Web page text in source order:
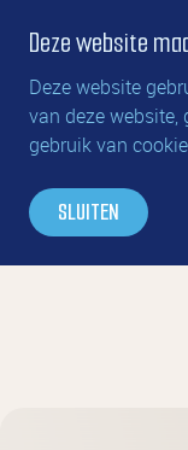
Deze website
Deze website
van deze website,
gebruik van
SLUITEN